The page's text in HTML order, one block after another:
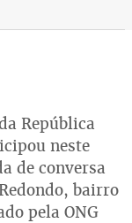
República
neste
de conversa
bairro
pela ONG